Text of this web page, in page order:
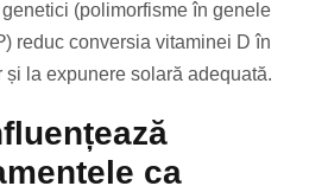
(polimorfisme în genele
) reduc conversia vitaminei D în
și la expunere solară adequată.
ca